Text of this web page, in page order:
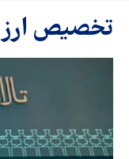
تخصیص ارز